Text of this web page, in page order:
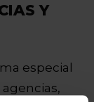
Y
especial